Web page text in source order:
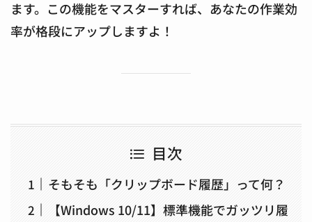
ます。この機能をマスターすれば、あなたの作業効
率が格段にアップしますよ！
目次
そもそも「クリップボード履歴」って何？
【Windows 10/11】標準機能でガッツリ履